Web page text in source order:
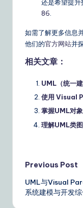
还是希望提升
86.
如需了解更多信息
他们的官方网站并
相关文章：
UML（统一
使用 Visual
掌握UML对
理解UML类
Post
Previous Post
UML与Visual
系统建模与开发